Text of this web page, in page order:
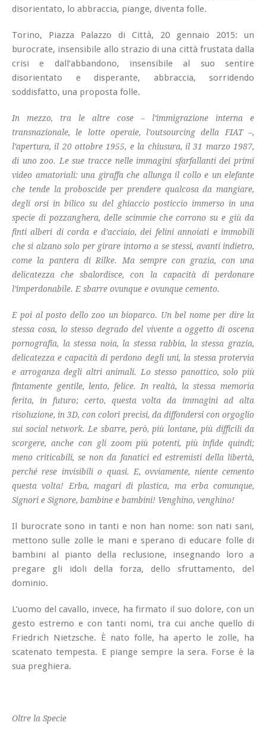
disorientato, lo abbraccia, piange, diventa folle.
Torino, Piazza Palazzo di Città, 20 gennaio 2015: un
burocrate, insensibile allo strazio di una città frustata dalla
crisi e dall’abbandono, insensibile al suo sentire
disorientato e disperante, abbraccia, sorridendo
soddisfatto, una proposta folle.
In mezzo, tra le altre cose – l’immigrazione interna e
transnazionale, le lotte operaie, l’outsourcing della FIAT –,
l’apertura, il 20 ottobre 1955, e la chiusura, il 31 marzo 1987,
di uno zoo. Le sue tracce nelle immagini sfarfallanti dei primi
video amatoriali: una giraffa che allunga il collo e un elefante
che tende la proboscide per prendere qualcosa da mangiare,
degli orsi in bilico su del ghiaccio posticcio immerso in una
specie di pozzanghera, delle scimmie che corrono su e giù da
finti alberi di corda e d’acciaio, dei felini annoiati e immobili
che si alzano solo per girare intorno a se stessi, avanti indietro,
come la pantera di Rilke. Ma sempre con grazia, con una
delicatezza che sbalordisce, con la capacità di perdonare
l’imperdonabile. E sbarre ovunque e ovunque cemento.
E poi al posto dello zoo un bioparco. Un bel nome per dire la
stessa cosa, lo stesso degrado del vivente a oggetto di oscena
pornografia, la stessa noia, la stessa rabbia, la stessa grazia,
delicatezza e capacità di perdono degli uni, la stessa protervia
e arroganza degli altri animali. Lo stesso panottico, solo più
fintamente gentile, lento, felice. In realtà, la stessa memoria
ferita, in futuro; certo, questa volta da immagini ad alta
risoluzione, in 3D, con colori precisi, da diffondersi con orgoglio
sui social network. Le sbarre, però, più lontane, più difficili da
scorgere, anche con gli zoom più potenti, più infide quindi;
meno criticabili, se non da fanatici ed estremisti della libertà,
perché rese invisibili o quasi. E, ovviamente, niente cemento
questa volta! Erba, magari di plastica, ma erba comunque,
Signori e Signore, bambine e bambini! Venghino, venghino!
Il burocrate sono in tanti e non han nome: son nati sani,
mettono sulle zolle le mani e sperano di educare folle di
bambini al pianto della reclusione, insegnando loro a
pregare gli idoli della forza, dello sfruttamento, del
dominio.
L’uomo del cavallo, invece, ha firmato il suo dolore, con un
gesto estremo e con tanti nomi, tra cui anche quello di
Friedrich Nietzsche. È nato folle, ha aperto le zolle, ha
scatenato tempesta. E piange sempre la sera. Forse è la
sua preghiera.
Oltre la Specie